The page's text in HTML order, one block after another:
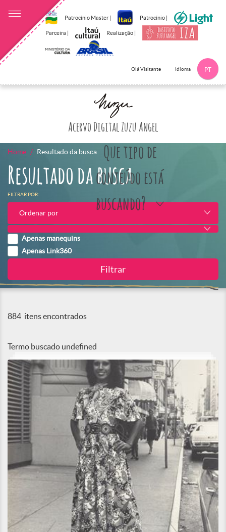
Patrocínio Master | Patrocínio |
Parceira | Realização |
Olá Visitante Idioma PT
Acervo Digital Zuzu Angel
Que tipo de
conteúdo está
buscando?
Home Resultado da busca
Resultado da busca
FILTRAR POR:
Ordenar por
Apenas manequins
Apenas Link360
884 itens encontrados
Termo buscado undefined